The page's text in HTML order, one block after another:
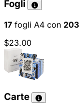
Fogli
17 fogli A4 con 203
$23.00
Carte